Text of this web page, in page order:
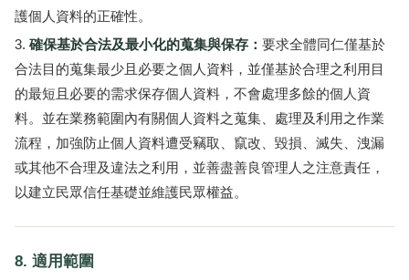
護個人資料的正確性。
確保基於合法及最小化的蒐集與保存： 要求全體同仁僅基於
合法目的蒐集最少且必要之個人資料，並僅基於合理之利用目
的最短且必要的需求保存個人資料，不會處理多餘的個人資
料。並在業務範圍內有關個人資料之蒐集、處理及利用之作業
流程，加強防止個人資料遭受竊取、竄改、毀損、滅失、洩漏
或其他不合理及違法之利用，並善盡善良管理人之注意責任，
以建立民眾信任基礎並維護民眾權益。
8. 適用範圍